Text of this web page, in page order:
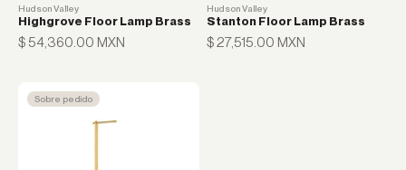
Hudson Valley
Highgrove Floor Lamp Brass
Precio de oferta
$ 54,360.00 MXN
Hudson Valley
Stanton Floor Lamp Brass
Precio de oferta
$ 27,515.00 MXN
Sobre pedido